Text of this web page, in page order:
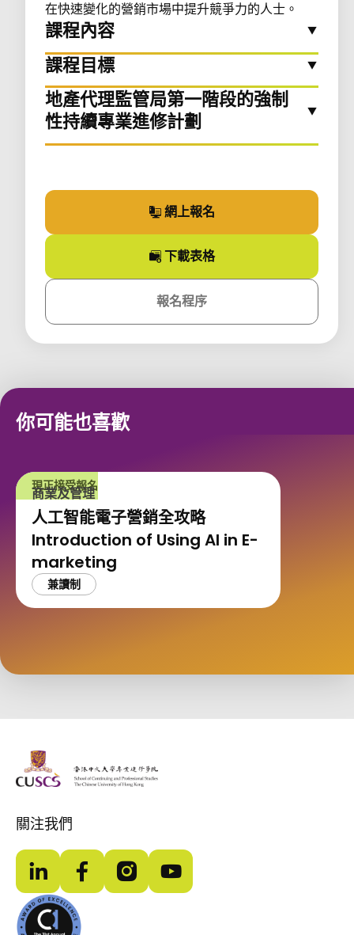
在快速變化的營銷市場中提升競爭力的人士。
課程內容
課程目標
地產代理監管局第一階段的強制
性持續專業進修計劃
網上報名
下載課程
表格
課程
報名程序
你可能也喜歡
現正接受報名
商業及管理
人工智能電子營銷全攻略
Introduction of Using AI in E-
marketing
兼讀制
The Chinese Univeristy of hong Kong
關注我們
LinkedInFacebookInstagramYouTube